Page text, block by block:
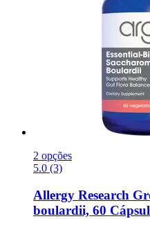
2 opções
5.0 (3)
Allergy Research
boulardii, 60